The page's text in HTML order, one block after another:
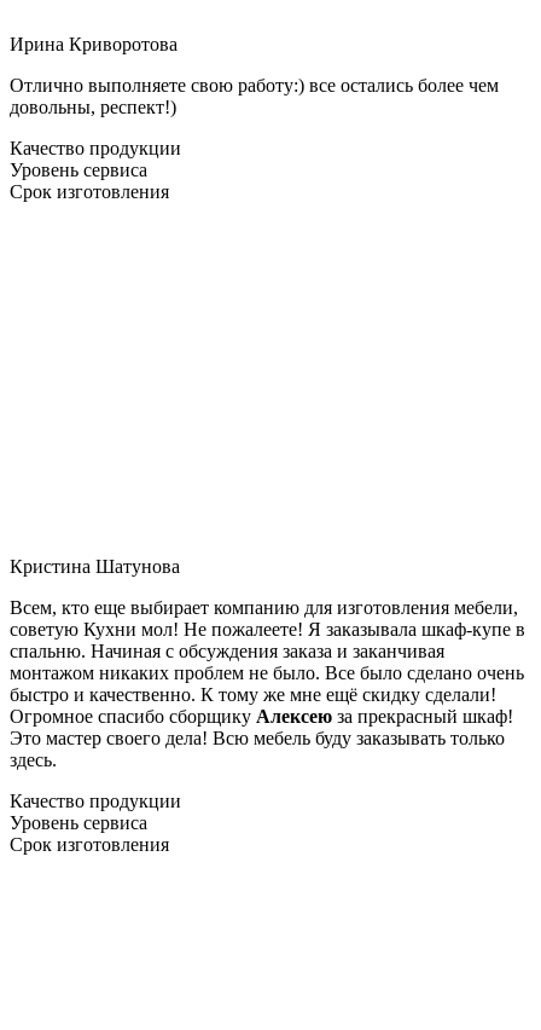
Ирина Криворотова
Отлично выполняете свою работу:) все остались более чем
довольны, респект!)
Качество продукции
Уровень сервиса
Срок изготовления
Кристина Шатунова
Всем, кто еще выбирает компанию для изготовления мебели,
советую Кухни мол! Не пожалеете! Я заказывала шкаф-купе в
спальню. Начиная с обсуждения заказа и заканчивая
монтажом никаких проблем не было. Все было сделано очень
быстро и качественно. К тому же мне ещё скидку сделали!
Огромное спасибо сборщику Алексею за прекрасный шкаф!
Это мастер своего дела! Всю мебель буду заказывать только
здесь.
Качество продукции
Уровень сервиса
Срок изготовления